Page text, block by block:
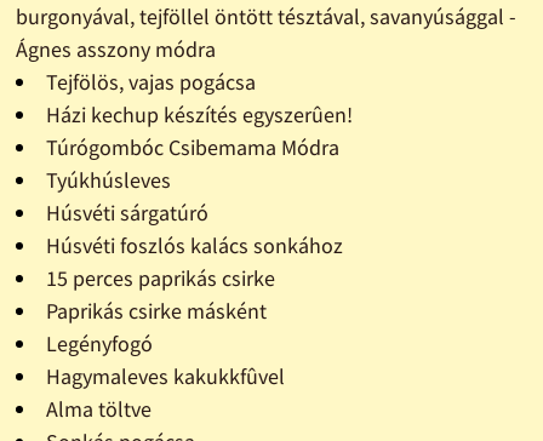
burgonyával, tejföllel öntött tésztával, savanyúsággal -
Ágnes asszony módra
Tejfölös, vajas pogácsa
Házi kechup készítés egyszerûen!
Túrógombóc Csibemama Módra
Tyúkhúsleves
Húsvéti sárgatúró
Húsvéti foszlós kalács sonkához
15 perces paprikás csirke
Paprikás csirke másként
Legényfogó
Hagymaleves kakukkfûvel
Alma töltve